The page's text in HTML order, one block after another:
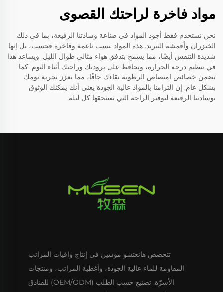
مواد فاخرة لراحتك القصوى
نحن نستخدم فقط أجود المواد في صناعة وسادتنا الرفيعة، بما في ذلك
الخيزران وأقمشة التبريد. هذه المواد ليست ناعمة وفاخرة فحسب، بل إنها
شديدة التنفس أيضًا، مما يسمح بتدفق هواء مثالي طوال الليل. ويساعد هذا
في تنظيم درجة الحرارة، ويحافظ على برودتك وراحتك أثناء النوم. كما
تضمن خصائص امتصاص الرطوبة بقاءك جافًا، مما يعزز تجربة نومك
بشكل عام. إن التزامنا بالمواد عالية الجودة يعني أنك يمكنك الوثوق
بوسادتنا الرفيعة لتوفير الراحة التي تستحقها كل ليلة.
تتخصص هانغتشو موسين في إنتاج واقيات المراتب
المقاومة للماء عالية الجودة، وأغطية المراتب، ومنتجات
الأسرّة. تصنيع حسب الطلب (OEM/ODM) للفنادق